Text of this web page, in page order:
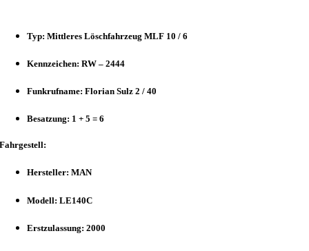
Typ: Mittleres Löschfahrzeug MLF 10 / 6
Kennzeichen: RW – 2444
Funkrufname: Florian Sulz 2 / 40
Besatzung: 1 + 5 = 6
Fahrgestell:
Hersteller: MAN
Modell: LE140C
Erstzulassung: 2000